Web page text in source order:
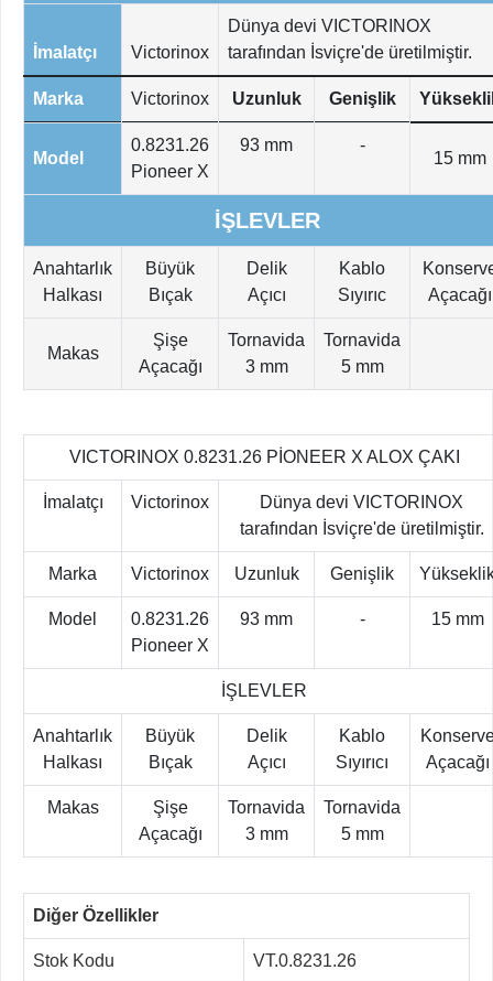
İmalatçı Victorinox
Dünya devi VICTORINOX
tarafından İsviçre'de üretilmiştir.
Marka Victorinox Uzunluk Genişlik
Model
0.8231.26
Pioneer X
93 mm -
15 mm
İŞLEVLER
Anahtarlık
Halkası
Büyük
Bıçak
Delik
Açıcı
Kablo
Sıyırıc
Açacağı
Makas
Şişe
Açacağı
Tornavida
3 mm
Tornavida
5 mm
VICTORINOX 0.8231.26 PİONEER X ALOX ÇAKI
İmalatçı Victorinox
Dünya devi VICTORINOX
tarafından İsviçre'de üretilmiştir.
Marka Victorinox Uzunluk Genişlik
Model
0.8231.26
Pioneer X
93 mm - 15 mm
İŞLEVLER
Anahtarlık
Halkası
Büyük
Bıçak
Delik
Açıcı
Kablo
Sıyırıcı
Açacağı
Makas
Şişe
Açacağı
Tornavida
3 mm
Tornavida
5 mm
Diğer Özellikler
Stok Kodu VT.0.8231.26